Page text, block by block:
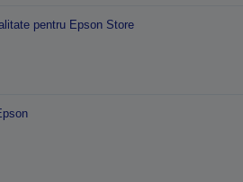
pentru Epson Store